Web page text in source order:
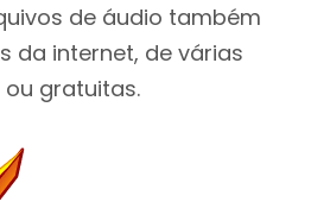
de áudio também
da internet, de várias
gratuitas.